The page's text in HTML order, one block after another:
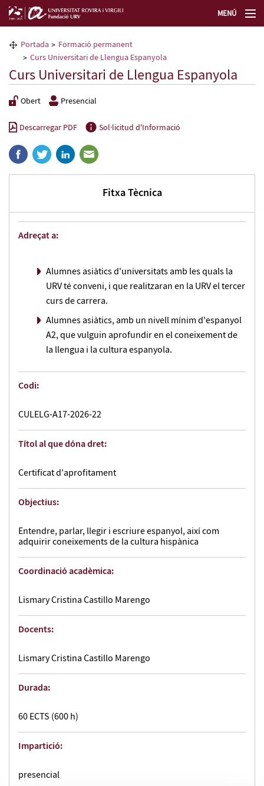
MENÚ
La Fundació URV
Formació permanent
Transferència de tecnologia
Seleccioneu idioma
Portada
Formació permanent
Curs Universitari de Llengua Espanyola
Curs Universitari de Llengua Espanyola
Obert Presencial
Descarregar PDF Sol·licitud d'Informació
Fitxa Tècnica
Adreçat a:
Alumnes asiàtics d'universitats amb les quals la
URV té conveni, i que realitzaran en la URV el tercer
curs de carrera.
Alumnes asiàtics, amb un nivell mínim d'espanyol
A2, que vulguin aprofundir en el coneixement de
la llengua i la cultura espanyola.
Codi:
CULELG-A17-2026-22
Títol al que dóna dret:
Certificat d'aprofitament
Objectius:
Entendre, parlar, llegir i escriure espanyol, així com
adquirir coneixements de la cultura hispànica
Coordinació acadèmica:
Lismary Cristina Castillo Marengo
Docents:
Lismary Cristina Castillo Marengo
Durada:
60 ECTS (600 h)
Impartició:
presencial